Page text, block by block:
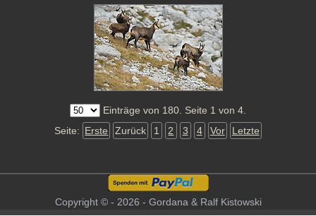
Einträge von 180. Seite 1 von 4.
Seite: Erste Zurück 1 2 3 4 Vor Letzte
Copyright © - 2026 - Gordana & Ralf Kistowski